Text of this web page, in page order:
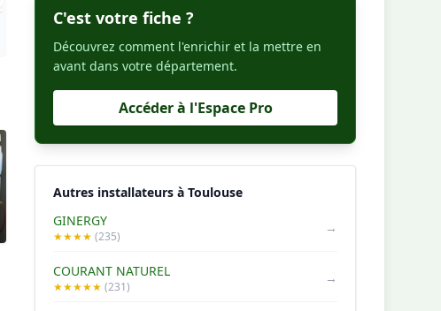
C'est votre fiche ?
Découvrez comment l'enrichir et la mettre en
avant dans votre département.
Accéder à l'Espace Pro
Autres installateurs à Toulouse
GINERGY
★★★★(235)
→
COURANT NATUREL
★★★★★(231)
→